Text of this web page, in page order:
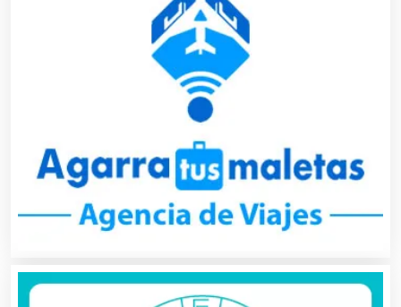
Artículos Publicitarios
Asesores Técnicos
Asesoría Fiscal